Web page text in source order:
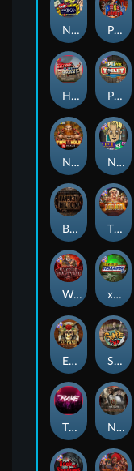
Nexus Fire In The Hole xBomb
Home of the Brave
Skate or Die
Punk Rocker 2
Bangkok Hilton
Nexus Outsourced
Nexus Tombstone RIP
Nine To Five
El Pasa Gunfight xNudge
Warrior Graveyard xNudge
Punk Toilet
xWays Hoarder xSplit
The Border
The Rave